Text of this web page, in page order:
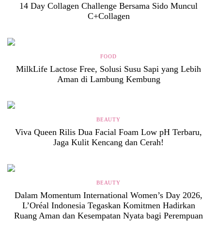
14 Day Collagen Challenge Bersama Sido Muncul
C+Collagen
FOOD
MilkLife Lactose Free, Solusi Susu Sapi yang Lebih
Aman di Lambung Kembung
BEAUTY
Viva Queen Rilis Dua Facial Foam Low pH Terbaru,
Jaga Kulit Kencang dan Cerah!
BEAUTY
Dalam Momentum International Women’s Day 2026,
L’Oréal Indonesia Tegaskan Komitmen Hadirkan
Ruang Aman dan Kesempatan Nyata bagi Perempuan